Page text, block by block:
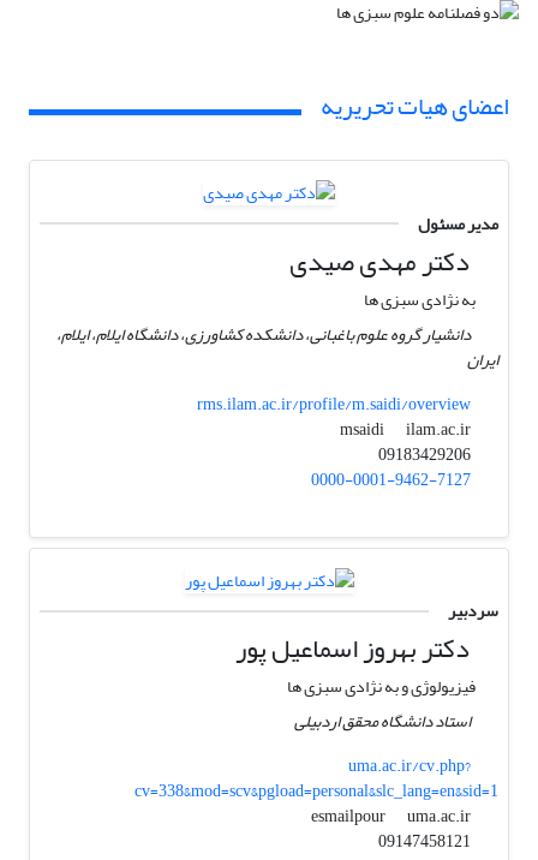
اعضای هیات تحریریه
مدیر مسئول
دکتر مهدی صیدی
به نژادی سبزی ها
دانشیار گروه علوم باغبانی، دانشکده کشاورزی، دانشگاه ایلام، ایلام،
ایران
rms.ilam.ac.ir/profile/m.saidi/overview
msaidi
ilam.ac.ir
09183429206
0000-0001-9462-7127
سردبیر
دکتر بهروز اسماعیل پور
فیزیولوژی و به نژادی سبزی ها
استاد دانشگاه محقق اردبیلی
uma.ac.ir/cv.php?
cv=338&mod=scv&pgload=personal&slc_lang=en&sid=1
esmailpour
uma.ac.ir